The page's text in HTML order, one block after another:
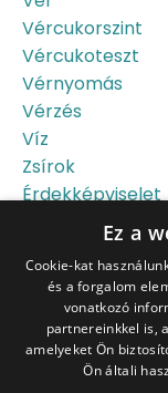
Vércukorszint
Vércukoteszt
Vérnyomás
Vérzés
Víz
Zsírok
Érdekképviselet
Ez a
Cookie-kat
és a forgalom
vonatkozó
partnereinkkel is,
amelyeket Ön
Ön általi